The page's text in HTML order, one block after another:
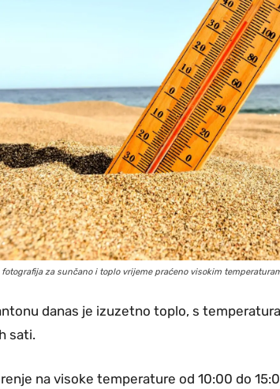
za sunčano i toplo vrijeme praćeno visokim
danas je izuzetno toplo, s
sati.
na visoke temperature od 10:00 do